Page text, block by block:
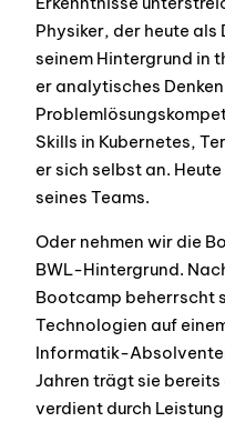
Physiker, der heute
seinem Hintergrund in
er analytisches
Skills in Kubernetes,
er sich selbst an.
seines Teams.
Oder nehmen wir die
BWL-Hintergrund.
Bootcamp beherrscht
Technologien auf
Informatik-
Jahren trägt sie
verdient durch